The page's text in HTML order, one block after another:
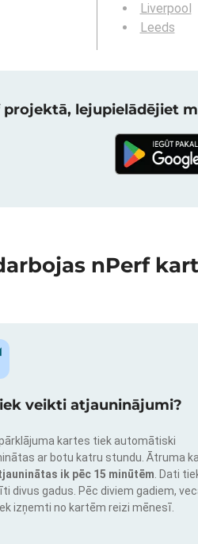
Liverpool
Leeds
projektā, lejupielādējiet
nPerf
veikti atjauninājumi?
kartes tiek automātiski
ar botu katru stundu. Ātruma
ik pēc 15 minūtēm . Dati
divus gadus. Pēc diviem gadiem,
izņemti no kartēm reizi mēnesī.